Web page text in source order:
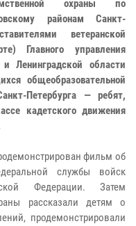
охраны по
районам Санкт-
ветеранской
Главного управления
Ленинградской области
общеобразовательной
Петербурга — ребят,
кадетского движения
фильм об
службы войск
Федерации. Затем
рассказали детям о
продемонстрировали